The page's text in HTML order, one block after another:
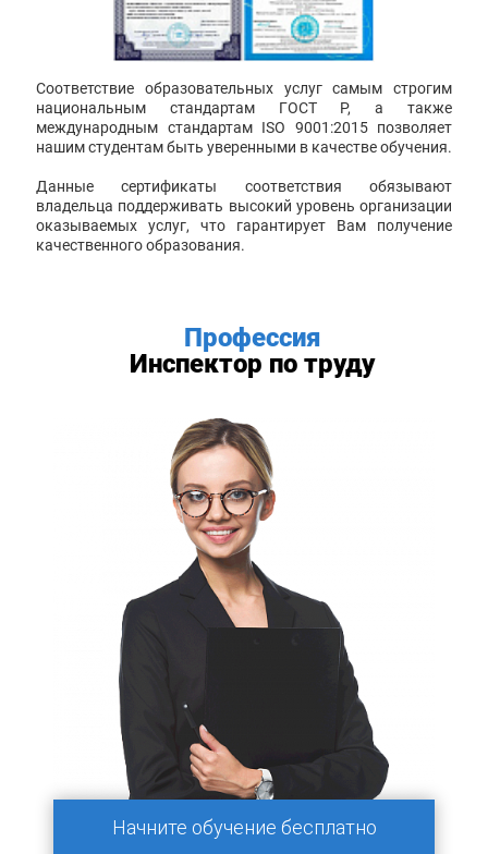
Соответствие образовательных услуг самым строгим
национальным стандартам ГОСТ Р, а также
международным стандартам ISO 9001:2015 позволяет
нашим студентам быть уверенными в качестве обучения.
Данные сертификаты соответствия обязывают
владельца поддерживать высокий уровень организации
оказываемых услуг, что гарантирует Вам получение
качественного образования.
Профессия
Инспектор по труду
Начните обучение бесплатно